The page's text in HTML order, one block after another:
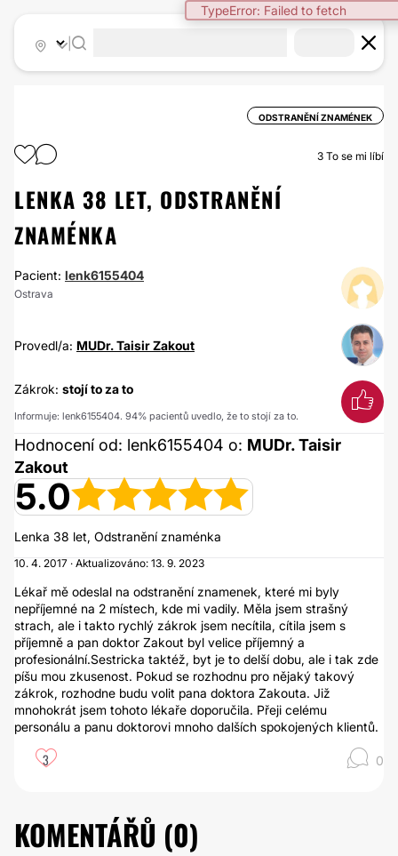
TypeError: Failed to fetch
ODSTRANĚNÍ ZNAMÉNEK
3 To se mi líbí
LENKA 38 LET, ODSTRANĚNÍ​
ZNAMÉNKA
Pacient: lenk6155404
Ostrava
Provedl/a: MUDr. Taisir Zakout
Zákrok: stojí to za to
Informuje: lenk6155404. 94% pacientů uvedlo, že to stojí za to.
Hodnocení od: lenk6155404 o: MUDr. Taisir
Zakout
5.0
Lenka 38 let, Odstranění​ znaménka
10. 4. 2017 · Aktualizováno: 13. 9. 2023
Lékař mě odeslal na odstranění znamenek, které mi byly
nepříjemné na 2 místech, kde mi vadily. Měla jsem strašný
strach, ale i takto rychlý zákrok jsem necítila, cítila jsem s
příjemně a pan doktor Zakout byl velice příjemný a
profesionální.Sestricka taktéž, byt je to delší dobu, ale i tak zde
píšu mou zkusenost. Pokud se rozhodnu pro nějaký takový
zákrok, rozhodne budu volit pana doktora Zakouta. Již
mnohokrát jsem tohoto lékaře doporučila. Přeji celému
personálu a panu doktorovi mnoho dalších spokojených klientů.
3 0
KOMENTÁŘŮ (0)